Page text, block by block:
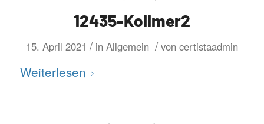
12435-Kollmer2
15. April 2021 / in Allgemein / von certistaadmin
Weiterlesen